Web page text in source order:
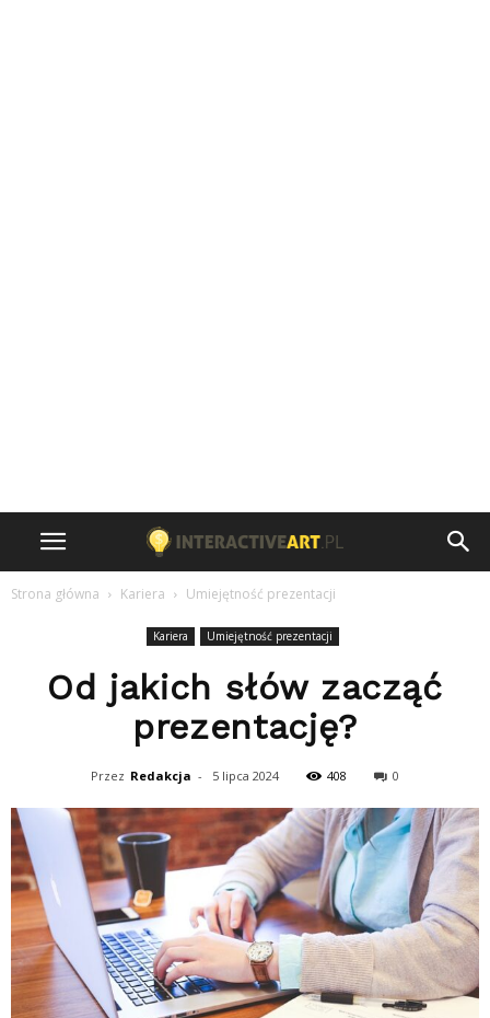
Strona główna Kariera Umiejętność prezentacji
Kariera Umiejętność prezentacji
Od jakich słów zacząć
prezentację?
Przez Redakcja - 5 lipca 2024 408 0